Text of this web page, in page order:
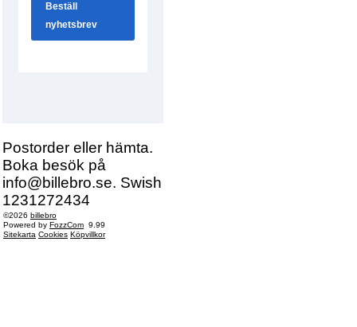
Postorder eller hämta.
Boka besök på
info@billebro.se. Swish
1231272434
©2026 billebro
Powered by FozzCom 9.99
Sitekarta Cookies Köpvillkor